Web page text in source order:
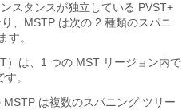
スタンスが独立している PVST+
、MSTP は次の 2 種類のスパニ
す。
は、1 つの MST リージョン内で
。
は複数のスパニング ツリー